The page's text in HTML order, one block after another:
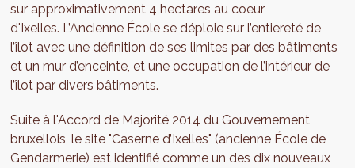
sur approximativement 4 hectares au coeur
d'Ixelles. L’Ancienne École se déploie sur l’entiereté de
l’îlot avec une définition de ses limites par des bâtiments
et un mur d’enceinte, et une occupation de l’intérieur de
l’îlot par divers bâtiments.
Suite à l'Accord de Majorité 2014 du Gouvernement
bruxellois, le site "Caserne d’Ixelles" (ancienne École de
Gendarmerie) est identifié comme un des dix nouveaux